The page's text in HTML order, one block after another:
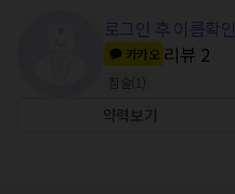
로그인 후 이름확인
카카오 리뷰 2
침술
약력보기